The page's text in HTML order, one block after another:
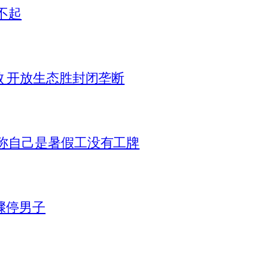
起
开放生态胜封闭垄断
自己是暑假工没有工牌
停男子